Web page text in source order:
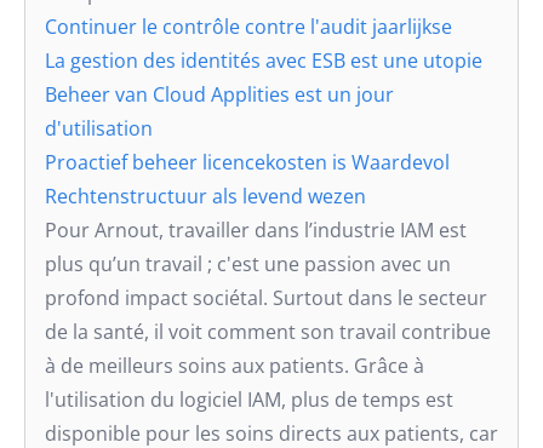
Continuer le contrôle contre l'audit jaarlijkse
La gestion des identités avec ESB est une utopie
Beheer van Cloud Applities est un jour
d'utilisation
Proactief beheer licencekosten is Waardevol
Rechtenstructuur als levend wezen
Pour Arnout, travailler dans l’industrie IAM est
plus qu’un travail ; c'est une passion avec un
profond impact sociétal. Surtout dans le secteur
de la santé, il voit comment son travail contribue
à de meilleurs soins aux patients. Grâce à
l'utilisation du logiciel IAM, plus de temps est
disponible pour les soins directs aux patients, car